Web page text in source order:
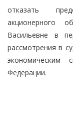
отказать
акционерного
Васильевне в
рассмотрения в
экономическим
Федерации.